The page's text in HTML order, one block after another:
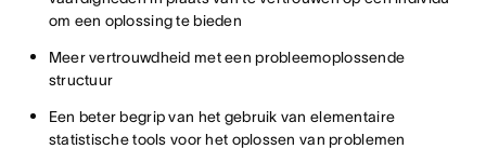
om een oplossing te bieden
Meer vertrouwdheid met een probleemoplossende
structuur
Een beter begrip van het gebruik van elementaire
statistische tools voor het oplossen van problemen